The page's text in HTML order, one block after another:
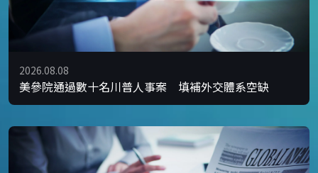
2026.08.08
美參院通過數十名川普人事案 填補外交體系空缺